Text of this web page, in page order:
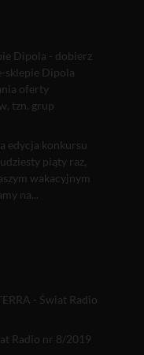
Dipola - dobierz
sklepie Dipola
oferty
tzn. grup
edycja konkursu
piąty raz,
wakacyjnym
na...
- Świat Radio
Radio nr 8/2019